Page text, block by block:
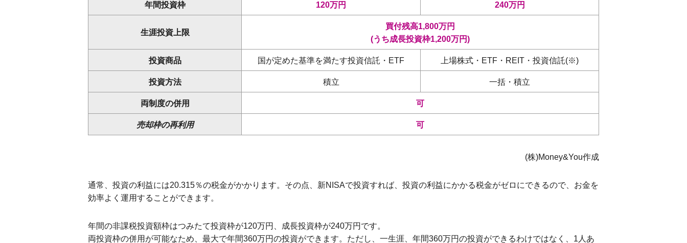
年間投資枠 120万円 240万円
生涯投資上限
買付残高1,800万円
(うち成長投資枠1,200万円)
投資商品 国が定めた基準を満たす投資信託・ETF 上場株式・ETF・REIT・投資信託(※)
投資方法 積立 一括・積立
両制度の併用 可
売却枠の再利用 可
(株)Money&You作成
通常、投資の利益には20.315％の税金がかかります。その点、新NISAで投資すれば、投資の利益にかかる税金がゼロにできるので、お金を
効率よく運用することができます。
年間の非課税投資額枠はつみたて投資枠が120万円、成長投資枠が240万円です。
両投資枠の併用が可能なため、最大で年間360万円の投資ができます。ただし、一生涯、年間360万円の投資ができるわけではなく、1人あ